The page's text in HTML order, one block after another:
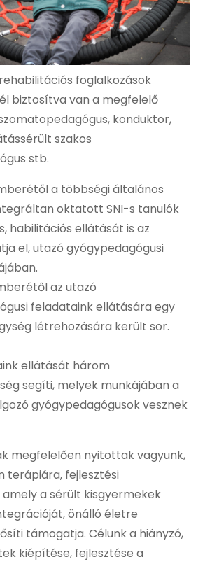
foglalkozások
biztosítva van a megfelelő
konduktor,
szakos
stb.
a többségi általános
oktatott SNI-s tanulók
habilitációs ellátását is az
el, utazó gyógypedagógusi
az utazó
feladataink ellátására egy
létrehozására került sor.
ellátását három
segíti, melyek munkájában a
gyógypedagógusok vesznek
megfelelően nyitottak vagyunk,
terápiára, fejlesztési
a sérült kisgyermekek
önálló életre
támogatja. Célunk a hiányzó,
kiépítése, fejlesztése a